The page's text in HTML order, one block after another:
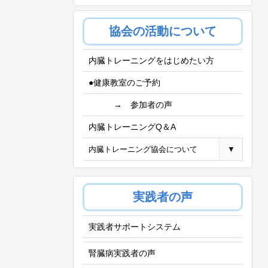
協会の活動について
内臓トレーニングをはじめたい方
●健康教室のご予約
→ 参加者の声
内臓トレーニングQ＆A
内臓トレーニング協会について ▼
実践者の声
実践者サポートシステム
腎臓病実践者の声